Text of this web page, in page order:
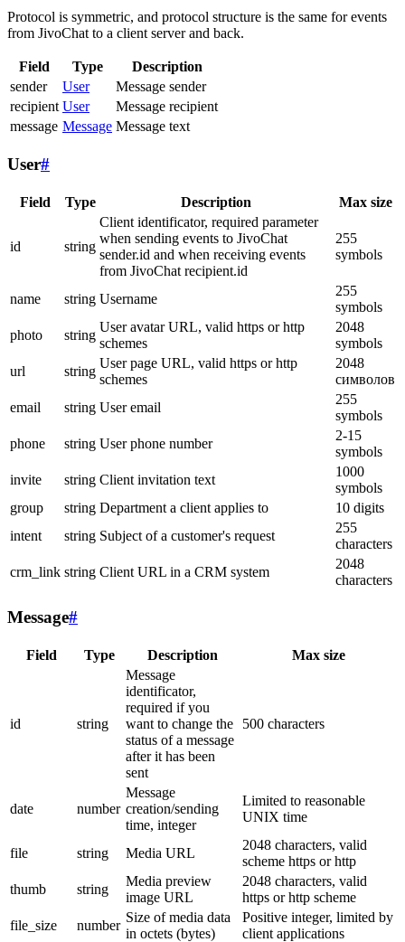
Protocol is symmetric, and protocol structure is the same for events
from JivoChat to a client server and back.
Field Type
Description
sender
User
Message sender
recipient User
Message recipient
message Message Message text
User#
Field Type Description Max size
id string
Client identificator, required parameter
when sending events to JivoChat
sender.id and when receiving events
from JivoChat recipient.id
255
symbols
name string Username
255
symbols
photo
string
User avatar URL, valid https or http
schemes
2048
symbols
url
string
User page URL, valid https or http
schemes
2048
символов
email
string User email
255
symbols
phone
string User phone number
2-15
symbols
invite
string Client invitation text
1000
symbols
group
string Department a client applies to
10 digits
intent
string Subject of a customer's request
255
characters
crm_link string Client URL in a CRM system
2048
characters
Message#
Field Type Description Max size
id string
Message
identificator,
required if you
want to change the
status of a message
after it has been
sent
500 characters
date number
Message
creation/sending
time, integer
Limited to reasonable
UNIX time
file string Media URL
2048 characters, valid
scheme https or http
thumb
string
Media preview
image URL
2048 characters, valid
https or http scheme
file_size
number
Size of media data
in octets (bytes)
Positive integer, limited by
client applications